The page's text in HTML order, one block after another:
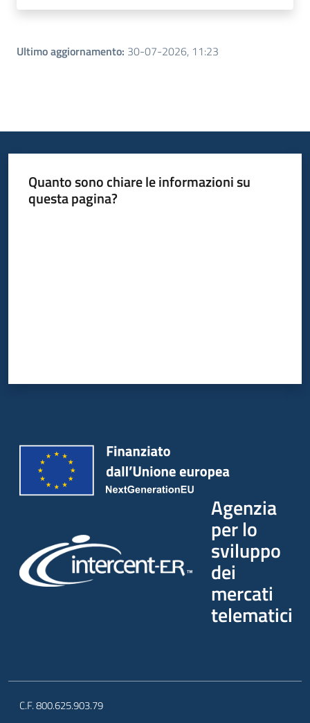
Ultimo aggiornamento: 30-07-2026, 11:23
Quanto sono chiare le informazioni su
questa pagina?
Agenzia
per lo
sviluppo
dei
mercati
telematici
C.F. 800.625.903.79